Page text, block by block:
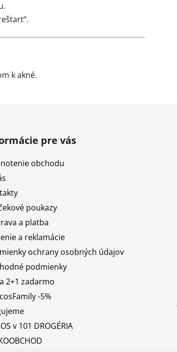
k akné.
pre vás
obchodu
poukazy
a platba
a reklamácie
ochrany osobných údajov
podmienky
2+1 zadarmo
-5%
v 101 DROGÉRIA